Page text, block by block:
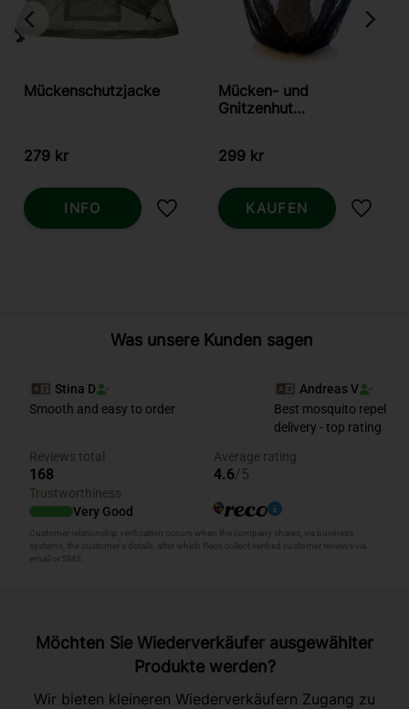
Mückenschutzjacke
279kr
Zu Favoriten hinzufügen
INFO
Mücken- und
Gnitzenhut
299kr
Zu
KAUFEN
Was unsere Kunden sagen
Möchten Sie Wiederverkäufer ausgewählter
Produkte werden?
Wir bieten kleineren Wiederverkäufern Zugang zu